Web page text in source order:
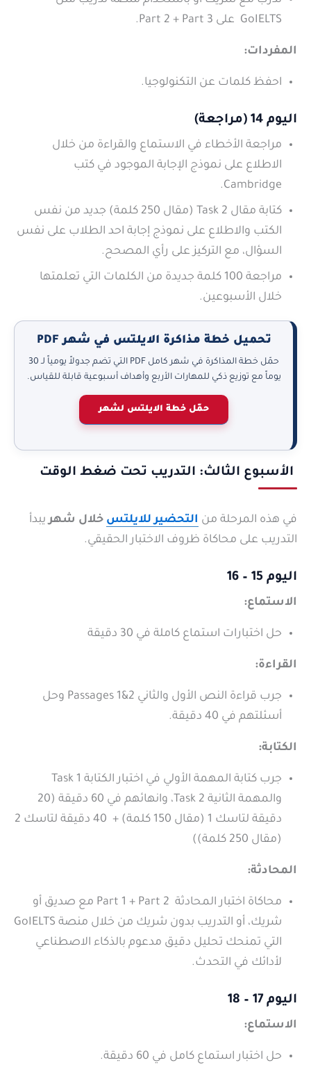
GoIELTS على Part 2 + Part 3.
المفردات:
احفظ كلمات عن التكنولوجيا.
اليوم 14 (مراجعة)
مراجعة الأخطاء في الاستماع والقراءة من خلال
الاطلاع على نموذج الإجابة الموجود في كتب
Cambridge.
كتابة مقال Task 2 (مقال 250 كلمة) جديد من نفس
الكتب والاطلاع على نموذج إجابة احد الطلاب على نفس
السؤال، مع التركيز على رأي المصحح.
مراجعة 100 كلمة جديدة من الكلمات التي تعلمتها
خلال الأسبوعين.
تحميل خطة مذاكرة الايلتس في شهر PDF
حمّل خطة المذاكرة في شهر كامل PDF التي تضم جدولاً يومياً لـ 30
يوماً مع توزيع ذكي للمهارات الأربع وأهداف أسبوعية قابلة للقياس.
حمّل خطة الايلتس لشهر
الأسبوع الثالث: التدريب تحت ضغط الوقت
في هذه المرحلة من التحضير للايلتس خلال شهريبدأ
التدريب على محاكاة ظروف الاختبار الحقيقي.
اليوم 15 – 16
الاستماع:
حل اختبارات استماع كاملة في 30 دقيقة
القراءة:
جرب قراءة النص الأول والثاني 2&1 Passages وحل
أسئلتهم في 40 دقيقة.
الكتابة:
جرب كتابة المهمة الأولي في اختبار الكتابة Task 1
والمهمة الثانية Task 2، وانهائهم في 60 دقيقة (20
دقيقة لتاسك 1
(مقال 150 كلمة)
+ 40 دقيقة لتاسك 2
(مقال 250 كلمة))
المحادثة:
محاكاة اختبار المحادثة Part 1 + Part 2 مع صديق أو
شريك، أو التدريب بدون شريك من خلال منصة GoIELTS
التي تمنحك تحليل دقيق مدعوم بالذكاء الاصطناعي
لأدائك في التحدث.
اليوم 17 – 18
الاستماع:
حل اختبار استماع كامل في 60 دقيقة.